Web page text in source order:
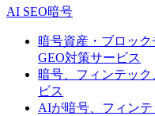
AI SEO暗号
暗号資産・ブロック
GEO対策サービス
暗号、フィンテック
ビス
AIが暗号、フィンテ